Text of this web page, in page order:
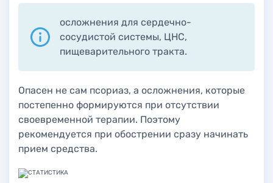
осложнения для сердечно-
сосудистой системы, ЦНС,
пищеварительного тракта.
Опасен не сам псориаз, а осложнения, которые
постепенно формируются при отсутствии
своевременной терапии. Поэтому
рекомендуется при обострении сразу начинать
прием средства.